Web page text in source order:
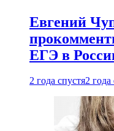
Евгений
ЕГЭ в
2 года спустя2 года